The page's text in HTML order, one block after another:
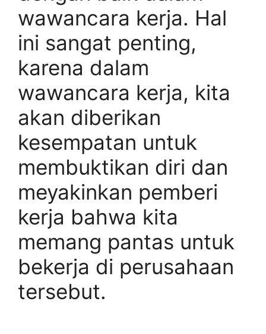
wawancara kerja. Hal
ini sangat penting,
karena dalam
wawancara kerja, kita
akan diberikan
kesempatan untuk
membuktikan diri dan
meyakinkan pemberi
kerja bahwa kita
memang pantas untuk
bekerja di perusahaan
tersebut.